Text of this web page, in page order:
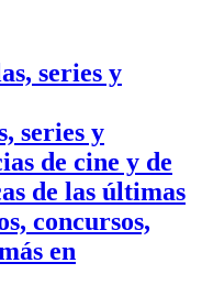
series y
de cine y de
de las últimas
concursos,
en